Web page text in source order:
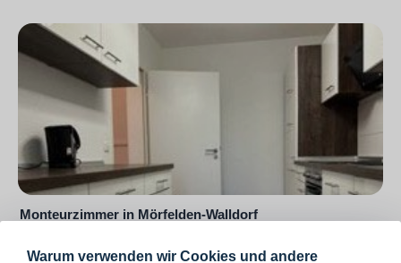
Monteurzimmer in Mörfelden-Walldorf
3-4
Warum verwenden wir Cookies und andere